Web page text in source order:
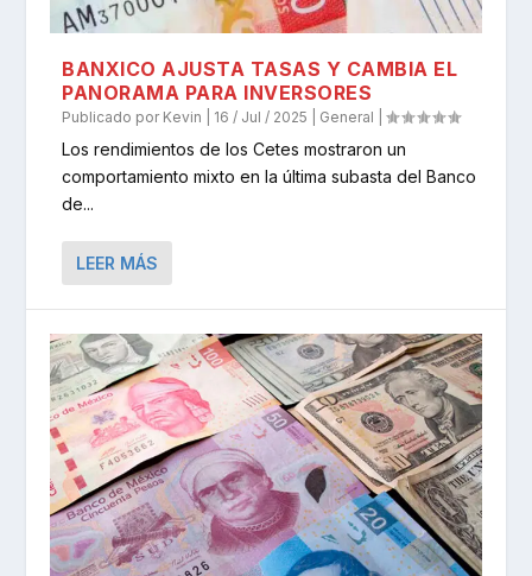
BANXICO AJUSTA TASAS Y CAMBIA EL
PANORAMA PARA INVERSORES
Publicado por Kevin 16 / Jul / 2025 General |
Los rendimientos de los Cetes mostraron un
comportamiento mixto en la última subasta del Banco
de...
LEER MÁS